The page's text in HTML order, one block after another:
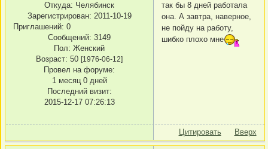
Откуда: Челябинск
Зарегистрирован: 2011-10-19
Приглашений: 0
Сообщений: 3149
Пол: Женский
Возраст: 50 [1976-06-12]
Провел на форуме:
1 месяц 0 дней
Последний визит:
2015-12-17 07:26:13
так бы 8 дней работала
она. А завтра, наверное,
не пойду на работу,
шибко плохо мне
Цитировать Вверх